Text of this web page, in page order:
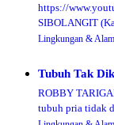
https://
SIBOLANGIT
(Dedsa
Lingkungan & Alam
Tubuh Tak
ROBBY
tubuh pria tidak